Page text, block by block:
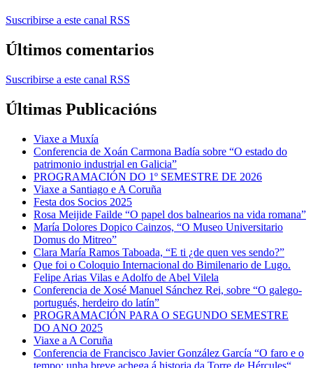
Suscribirse a este canal RSS
Últimos comentarios
Suscribirse a este canal RSS
Últimas Publicacións
Viaxe a Muxía
Conferencia de Xoán Carmona Badía sobre “O estado do
patrimonio industrial en Galicia”
PROGRAMACIÓN DO 1º SEMESTRE DE 2026
Viaxe a Santiago e A Coruña
Festa dos Socios 2025
Rosa Meijide Failde “O papel dos balnearios na vida romana”
María Dolores Dopico Cainzos, “O Museo Universitario
Domus do Mitreo”
Clara María Ramos Taboada, “E ti ¿de quen ves sendo?”
Que foi o Coloquio Internacional do Bimilenario de Lugo.
Felipe Arias Vilas e Adolfo de Abel Vilela
Conferencia de Xosé Manuel Sánchez Rei, sobre “O galego-
portugués, herdeiro do latín”
PROGRAMACIÓN PARA O SEGUNDO SEMESTRE
DO ANO 2025
Viaxe a A Coruña
Conferencia de Francisco Javier González García “O faro e o
tempo: unha breve achega á historia da Torre de Hércules“